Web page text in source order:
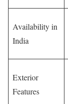
Availability in
India
Exterior
Features